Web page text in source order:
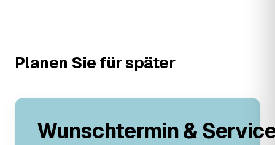
Planen Sie für später
Wunschtermin &